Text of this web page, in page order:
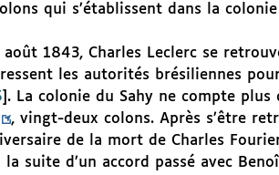
qui s’établissent dans la
1843, Charles Leclerc se
les autorités brésiliennes
. La colonie du Sahy ne compte plus
, vingt-deux colons. Après s’être
de la mort de Charles
suite d’un accord passé avec